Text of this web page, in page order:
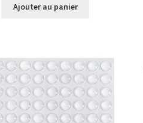
Ajouter au panier